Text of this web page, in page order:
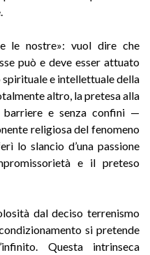
le nostre»: vuol dire che
può e deve esser attuato
spirituale e intellettuale della
altro, la pretesa alla
barriere e senza confini —
religiosa del fenomeno
lo slancio d’una passione
e il preteso
dal deciso terrenismo
si pretende
Questa intrinseca